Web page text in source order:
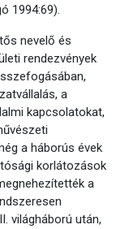
1994:69).
nevelő és
rendezvények
a
kapcsolatokat,
a háborús évek
korlátozások
a
világháború után,